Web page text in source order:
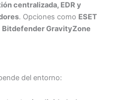
centralizada, EDR y
. Opciones como ESET
Bitdefender GravityZone
del entorno: